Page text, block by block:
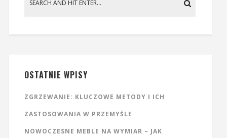
OSTATNIE WPISY
ZGRZEWANIE: KLUCZOWE METODY I ICH
ZASTOSOWANIA W PRZEMYŚLE
NOWOCZESNE MEBLE NA WYMIAR – JAK